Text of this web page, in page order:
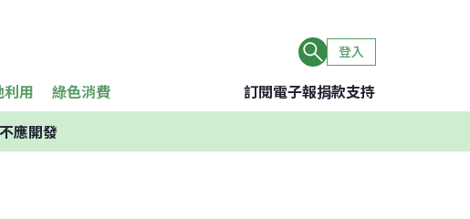
登入
用 綠色消費 訂閱電子報捐款支持
應開發